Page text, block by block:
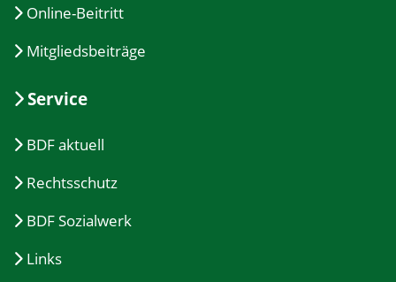
Online-Beitritt
Mitgliedsbeiträge
Service
BDF aktuell
Rechtsschutz
BDF Sozialwerk
Links